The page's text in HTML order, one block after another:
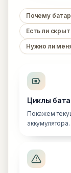
Почему
Есть ли
Нужно ли
Циклы
Покажем
аккумулятора.